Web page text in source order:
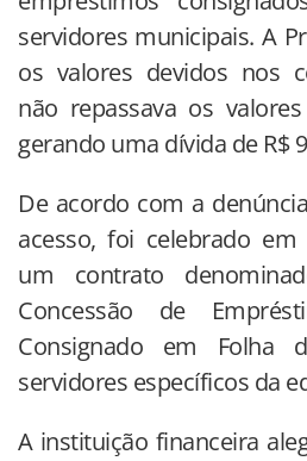
servidores municipais. A
os valores devidos nos
não repassava os
gerando uma dívida de R$
De acordo com a
acesso, foi celebrado
um contrato
Concessão de
Consignado em Folha
servidores específicos da
A instituição financeira